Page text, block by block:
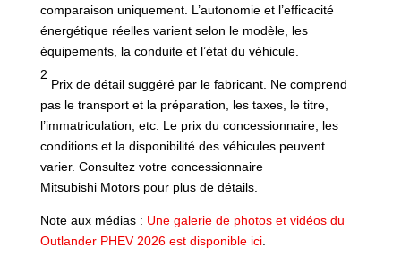
comparaison uniquement. L’autonomie et l’efficacité
énergétique réelles varient selon le modèle, les
équipements, la conduite et l’état du véhicule.
2
Prix de détail suggéré par le fabricant. Ne comprend
pas le transport et la préparation, les taxes, le titre,
l’immatriculation, etc. Le prix du concessionnaire, les
conditions et la disponibilité des véhicules peuvent
varier. Consultez votre concessionnaire
Mitsubishi Motors pour plus de détails.
Note aux médias : Une galerie de photos et vidéos du
Outlander PHEV 2026 est disponible ici.